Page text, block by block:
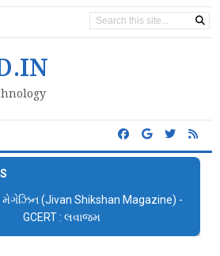
મેગેઝિન (Jivan Shikshan Magazine) -
GCERT : લવાજમ